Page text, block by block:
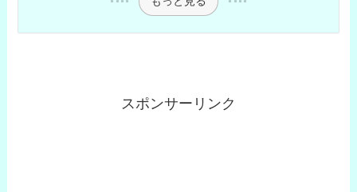
スポンサーリンク